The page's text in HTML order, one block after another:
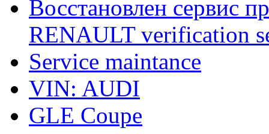
Восстановлен сервис
RENAULT verification
Service maintance
VIN: AUDI
GLE Coupe